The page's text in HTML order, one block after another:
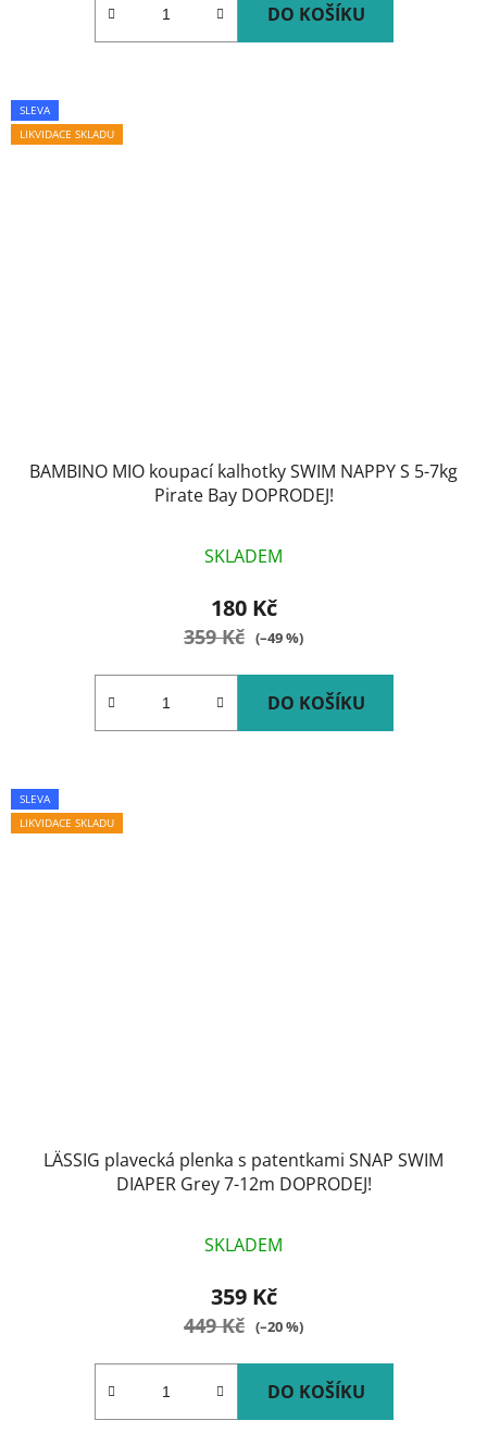
DO KOŠÍKU
SLEVA
LIKVIDACE SKLADU
BAMBINO MIO koupací kalhotky SWIM NAPPY S 5-7kg
Pirate Bay DOPRODEJ!
SKLADEM
180 Kč
359 Kč (–49 %)
DO KOŠÍKU
SLEVA
LIKVIDACE SKLADU
LÄSSIG plavecká plenka s patentkami SNAP SWIM
DIAPER Grey 7-12m DOPRODEJ!
SKLADEM
359 Kč
449 Kč (–20 %)
DO KOŠÍKU